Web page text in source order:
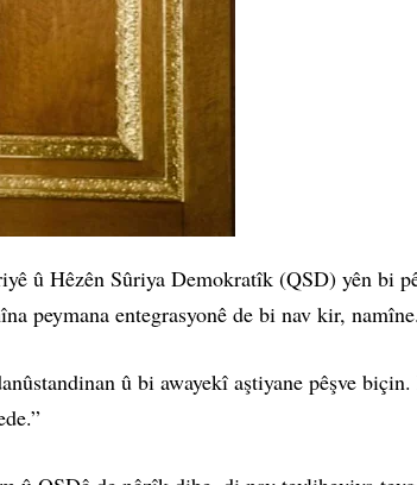
û Hêzên Sûriya Demokratîk (QSD) yên bi
peymana entegrasyonê de bi nav kir, namîne.
û bi awayekî aştiyane pêşve